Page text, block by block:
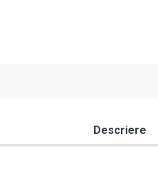
Descriere